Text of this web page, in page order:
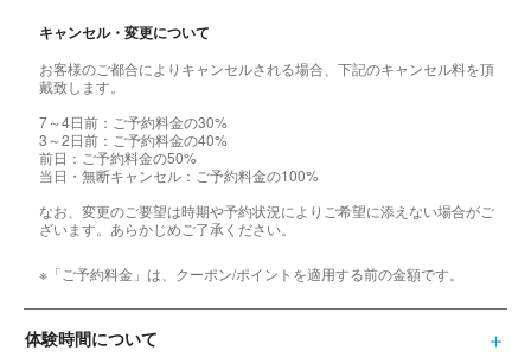
キャンセル・変更について
お客様のご都合によりキャンセルされる場合、下記のキャンセル料を頂
戴致します。
7～4日前：ご予約料金の30%
3～2日前：ご予約料金の40%
前日：ご予約料金の50%
当日・無断キャンセル：ご予約料金の100%
なお、変更のご要望は時期や予約状況によりご希望に添えない場合がご
ざいます。あらかじめご了承ください。
※「ご予約料金」は、クーポン/ポイントを適用する前の金額です。
体験時間について